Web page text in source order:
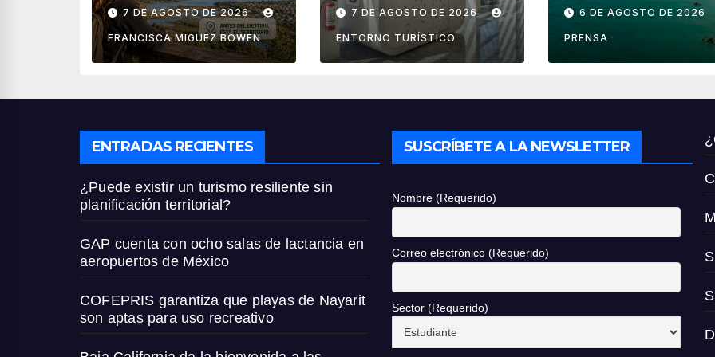
territorial?
7 DE AGOSTO DE 2026
FRANCISCA MIGUEZ BOWEN
aeropuertos de
México
7 DE AGOSTO DE 2026
ENTORNO TURÍSTICO
son aptas para
uso recreativo
6 DE AGOSTO DE 2026
PRENSA
ENTRADAS RECIENTES
¿Puede existir un turismo resiliente sin
planificación territorial?
GAP cuenta con ocho salas de lactancia en
aeropuertos de México
COFEPRIS garantiza que playas de Nayarit
son aptas para uso recreativo
SUSCRÍBETE A LA NEWSLETTER
Nombre (Requerido)
Correo electrónico (Requerido)
Sector (Requerido)